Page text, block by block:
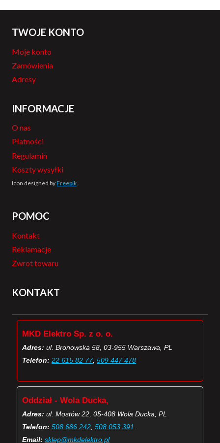
TWOJE KONTO
Moje konto
Zamówienia
Adresy
INFORMACJE
O nas
Płatności
Regulamin
Koszty wysyłki
Icon designed byFreepik.
POMOC
Kontakt
Reklamacje
Zwrot towaru
KONTAKT
MKD Elektro Sp. z o. o.
Adres: ul. Bronowska 58, 03-955 Warszawa, PL
Telefon: 22 615 82 77, 509 447 478
Oddział - Wola Ducka,
Adres: ul. Mostów 22, 05-408 Wola Ducka, PL
Telefon: 508 686 242 508 053 391
Email: sklep@mkdelektro.pl